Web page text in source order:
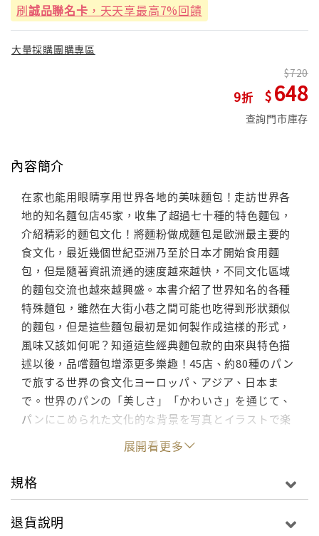
刷誠品聯名卡 ，天天享最高7%回饋
大量採購團購專區
9
720
648
查詢門市庫存
內容簡介
在家也能用眼睛享用世界各地的美味麵包！走訪世界各
地的知名麵包店45家，收集了超過七十種的特色麵包，
介紹精彩的麵包文化！將麵粉做成麵包是歐洲最主要的
食文化，最近幾個世紀亞洲乃至於日本才開始食用麵
包，但是隨著資訊流通的速度越來越快，不同文化區域
的麵包交流也越來越興盛。本書介紹了世界知名的各種
特殊麵包，雖然在大街小巷之間可能也吃得到形狀類似
的麵包，但是這些麵包最初是如何製作成這樣的形式，
風味又該如何呢？知道這些經典麵包款的由來與特色描
述以後，品嚐麵包增添更多樂趣！45店、約80種のパン
で旅する世界の食文化ヨーロッパ、アジア、日本ま
で。世界のパンの「美しさ」「かわいさ」を通じて、
パンにこめられた文化的な背景を写真とイラストで楽
しく伝えます。ご紹介する世界の代表的なパンは、都
内近郊で購入できるものが中心。パン屋巡りの参考書
としてもご活用いただけます。
展開看更多
規格
退貨說明